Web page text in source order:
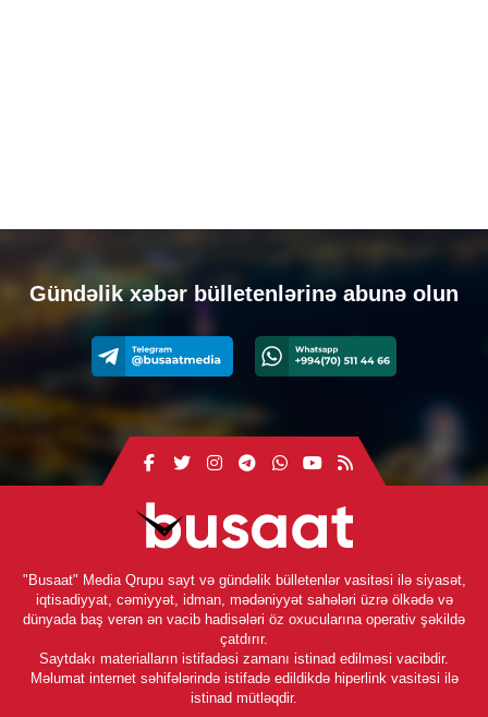
Gündəlik xəbər bülletenlərinə abunə olun
"Busaat" Media Qrupu sayt və gündəlik bülletenlər vasitəsi ilə siyasət,
iqtisadiyyat, cəmiyyət, idman, mədəniyyət sahələri üzrə ölkədə və
dünyada baş verən ən vacib hadisələri öz oxucularına operativ şəkildə
çatdırır.
Saytdakı materialların istifadəsi zamanı istinad edilməsi vacibdir.
Məlumat internet səhifələrində istifadə edildikdə hiperlink vasitəsi ilə
istinad mütləqdir.